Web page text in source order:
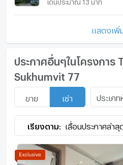
แสดงเพิ่
ประกาศอื่นๆในโครงการ
Sukhumvit 77
ขาย เช่า ประเภ
เรียงตาม: เลื่อนประกาศล่าสุ